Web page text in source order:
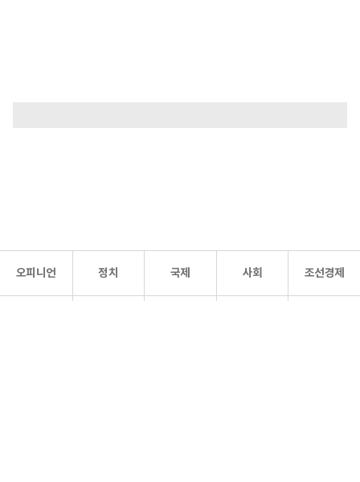
오피니언 정치 국제 사회 조선경제